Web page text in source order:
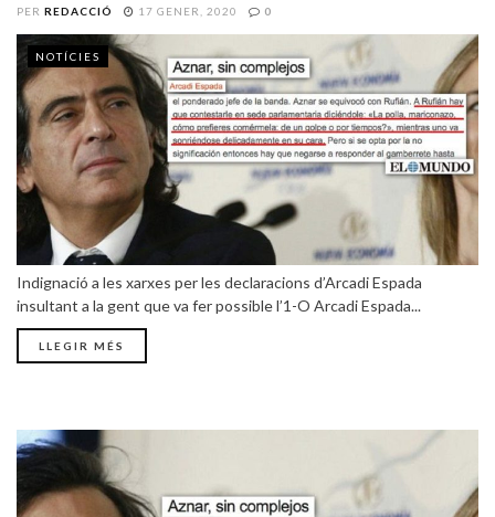
PER REDACCIÓ 17 GENER, 2020 0
NOTÍCIES
Indignació a les xarxes per les declaracions d’Arcadi Espada
insultant a la gent que va fer possible l’1-O Arcadi Espada...
LLEGIR MÉS